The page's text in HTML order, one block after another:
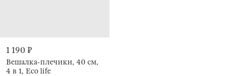
1 190 ₽
Вешалка-плечики, 40 см,
4 в 1, Eco life